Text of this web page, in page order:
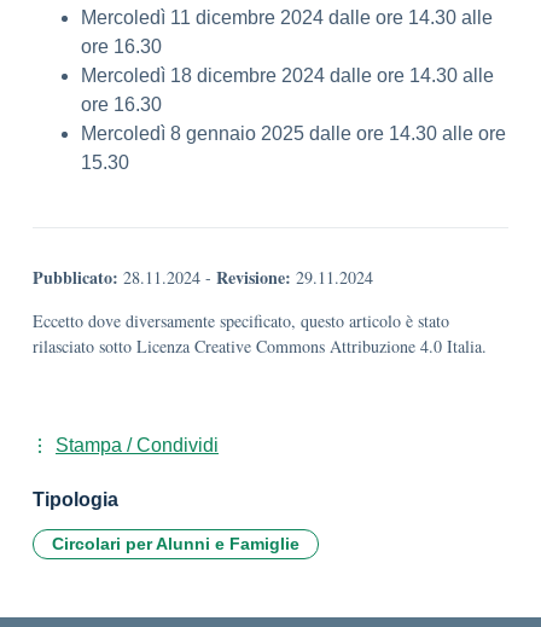
Mercoledì 11 dicembre 2024 dalle ore 14.30 alle
ore 16.30
Mercoledì 18 dicembre 2024 dalle ore 14.30 alle
ore 16.30
Mercoledì 8 gennaio 2025 dalle ore 14.30 alle ore
15.30
Pubblicato: 28.11.2024 - Revisione: 29.11.2024
Eccetto dove diversamente specificato, questo articolo è stato
rilasciato sotto Licenza Creative Commons Attribuzione 4.0 Italia.
Stampa / Condividi
Tipologia
Circolari per Alunni e Famiglie